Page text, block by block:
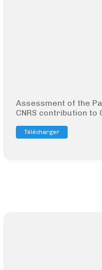
Assessment of the
CNRS contribution to
Télécharger